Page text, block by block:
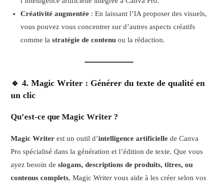
Créativité augmentée : En laissant l’IA proposer des visuels,
vous pouvez vous concentrer sur d’autres aspects créatifs
comme lastratégie de contenu ou la rédaction.
🔹 4. Magic Writer : Générer du texte de qualité en
un clic
Qu’est-ce que Magic Writer ?
Magic Writer est un outil d’intelligence artificielle de Canva
Pro spécialisé dans la génération et l’édition de texte. Que vous
ayez besoin deslogans, descriptions de produits, titres, ou
contenus complets, Magic Writer vous aide à les créer selon vos